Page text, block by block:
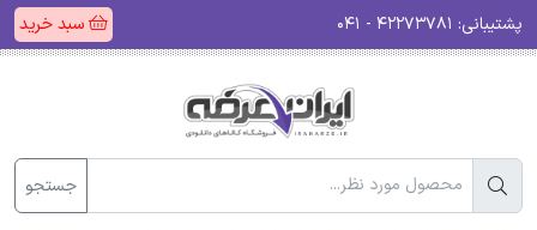
پشتیبانی: سبد خرید
جستجو